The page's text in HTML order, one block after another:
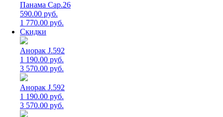
Панама Cap.26
590.00 руб.
1 770.00 руб.
Скидки
Анорак J.592
1 190.00 руб.
3 570.00 руб.
Анорак J.592
1 190.00 руб.
3 570.00 руб.